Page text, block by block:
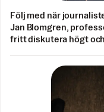
Följ med när
Jan Blomgren,
fritt diskutera högt